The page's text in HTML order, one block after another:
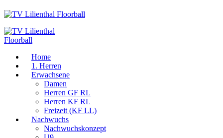
Home
1. Herren
Erwachsene
Damen
Herren GF RL
Herren KF RL
Freizeit (KF LL)
Nachwuchs
Nachwuchskonzept